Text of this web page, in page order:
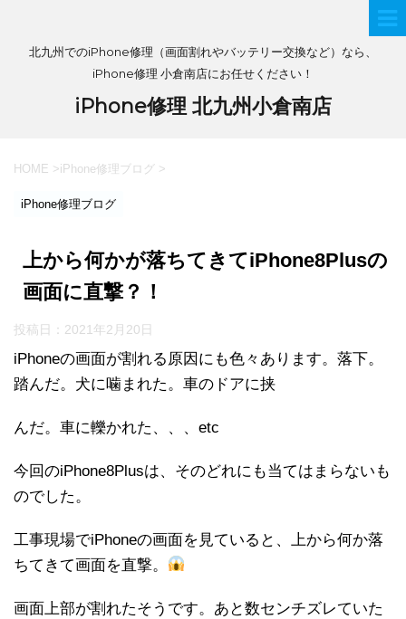
北九州でのiPhone修理（画面割れやバッテリー交換など）なら、
iPhone修理 小倉南店にお任せください！
iPhone修理 北九州小倉南店
HOME >iPhone修理ブログ >
iPhone修理ブログ
上から何かが落ちてきてiPhone8Plusの
画面に直撃？！
投稿日： 2021年2月20日
iPhoneの画面が割れる原因にも色々あります。落下。
踏んだ。犬に噛まれた。車のドアに挟
んだ。車に轢かれた、、、etc
今回のiPhone8Plusは、そのどれにも当てはまらないも
のでした。
工事現場でiPhoneの画面を見ていると、上から何か落
ちてきて画面を直撃。
画面上部が割れたそうです。あと数センチズレていた